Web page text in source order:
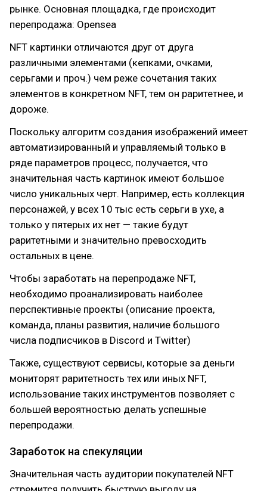
рынке. Основная площадка, где происходит
перепродажа: Opensea
NFT картинки отличаются друг от друга
различными элементами (кепками, очками,
серьгами и проч.) чем реже сочетания таких
элементов в конкретном NFT, тем он раритетнее, и
дороже.
Поскольку алгоритм создания изображений имеет
автоматизированный и управляемый только в
ряде параметров процесс, получается, что
значительная часть картинок имеют большое
число уникальных черт. Например, есть коллекция
персонажей, у всех 10 тыс есть серьги в ухе, а
только у пятерых их нет — такие будут
раритетными и значительно превосходить
остальных в цене.
Чтобы заработать на перепродаже NFT,
необходимо проанализировать наиболее
перспективные проекты (описание проекта,
команда, планы развития, наличие большого
числа подписчиков в Discord и Twitter)
Также, существуют сервисы, которые за деньги
мониторят раритетность тех или иных NFT,
использование таких инструментов позволяет с
большей вероятностью делать успешные
перепродажи.
Заработок на спекуляции
Значительная часть аудитории покупателей NFT